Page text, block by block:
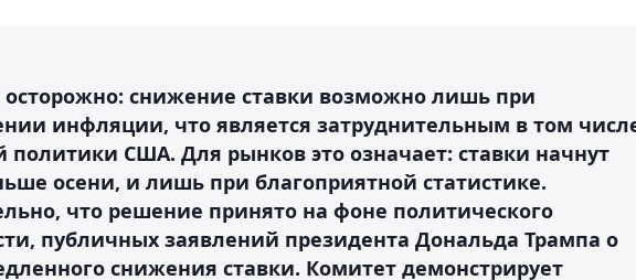
осторожно: снижение ставки возможно лишь при
инфляции, что является затруднительным в том
политики США. Для рынков это означает: ставки начнут
осени, и лишь при благоприятной статистике.
что решение принято на фоне политического
публичных заявлений президента Дональда Трампа о
снижения ставки. Комитет демонстрирует